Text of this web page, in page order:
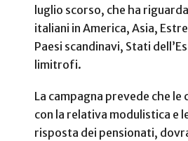
luglio scorso, che ha
italiani in America, Asia,
Paesi scandinavi, Stati
limitrofi.
La campagna prevede che le
con la relativa modulistica e
risposta dei pensionati,